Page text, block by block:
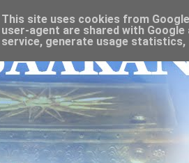
This site uses cookies from
user-agent are shared with
service, generate usage statistics,